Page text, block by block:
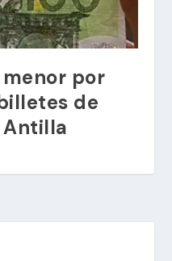
por
de
Antilla